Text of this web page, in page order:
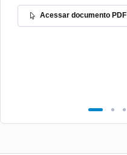
Acessar documento PDF